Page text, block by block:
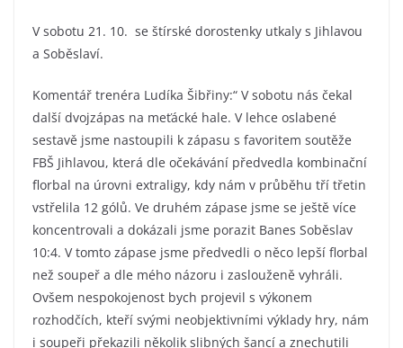
V sobotu 21. 10. se štírské dorostenky utkaly s Jihlavou
a Soběslaví.
Komentář trenéra Ludíka Šibřiny:“ V sobotu nás čekal
další dvojzápas na meťácké hale. V lehce oslabené
sestavě jsme nastoupili k zápasu s favoritem soutěže
FBŠ Jihlavou, která dle očekávání předvedla kombinační
florbal na úrovni extraligy, kdy nám v průběhu tří třetin
vstřelila 12 gólů. Ve druhém zápase jsme se ještě více
koncentrovali a dokázali jsme porazit Banes Soběslav
10:4. V tomto zápase jsme předvedli o něco lepší florbal
než soupeř a dle mého názoru i zaslouženě vyhráli.
Ovšem nespokojenost bych projevil s výkonem
rozhodčích, kteří svými neobjektivními výklady hry, nám
i soupeři překazili několik slibných šancí a znechutili